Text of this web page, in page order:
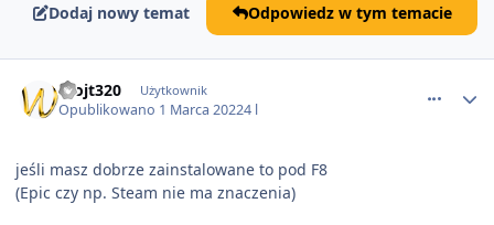
Dodaj nowy temat Odpowiedz w tym temacie
Wojt320 Użytkownik
Opublikowano 1 Marca 20224 l
jeśli masz dobrze zainstalowane to pod F8
(Epic czy np. Steam nie ma znaczenia)